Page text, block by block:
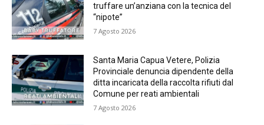
truffare un’anziana con la tecnica del
“nipote”
7 Agosto 2026
Santa Maria Capua Vetere, Polizia
Provinciale denuncia dipendente della
ditta incaricata della raccolta rifiuti dal
Comune per reati ambientali
7 Agosto 2026